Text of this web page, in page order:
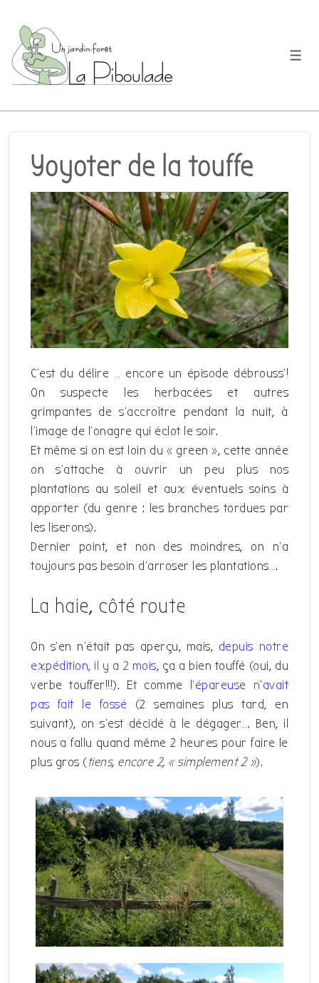
passer
contenu
principal
Yoyoter de la touffe
C’est du délire … encore un épisode débrouss’!
On suspecte les herbacées et autres
grimpantes de s’accroître pendant la nuit, à
l’image de l’onagre qui éclot le soir.
Et même si on est loin du « green », cette année
on s’attache à ouvrir un peu plus nos
plantations au soleil et aux éventuels soins à
apporter (du genre : les branches tordues par
les liserons).
Dernier point, et non des moindres, on n’a
toujours pas besoin d’arroser les plantations….
La haie, côté route
On s’en n’était pas aperçu, mais, depuis notre
expédition, il y a 2 mois, ça a bien touffé (oui, du
verbe touffer!!!). Et comme l’épareuse n’avait
pas fait le fossé (2 semaines plus tard, en
suivant), on s’est décidé à le dégager…. Ben, il
nous a fallu quand même 2 heures pour faire le
plus gros (tiens, encore 2, « simplement 2 »).